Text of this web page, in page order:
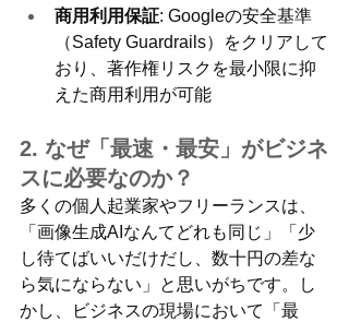
商用利用保証: Googleの安全基準
（Safety Guardrails）をクリアして
おり、著作権リスクを最小限に抑
えた商用利用が可能
2. なぜ「最速・最安」がビジネ
スに必要なのか？
多くの個人起業家やフリーランスは、
「画像生成AIなんてどれも同じ」「少
し待てばいいだけだし、数十円の差な
ら気にならない」と思いがちです。し
かし、ビジネスの現場において「最